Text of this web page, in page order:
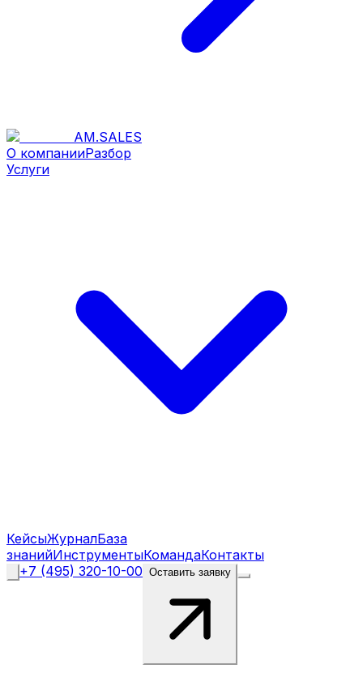
AM.SALES
О компанииРазбор
Услуги
КейсыЖурналБаза
знанийИнструментыКомандаКонтакты
+7 (495) 320-10-00 Оставить заявку